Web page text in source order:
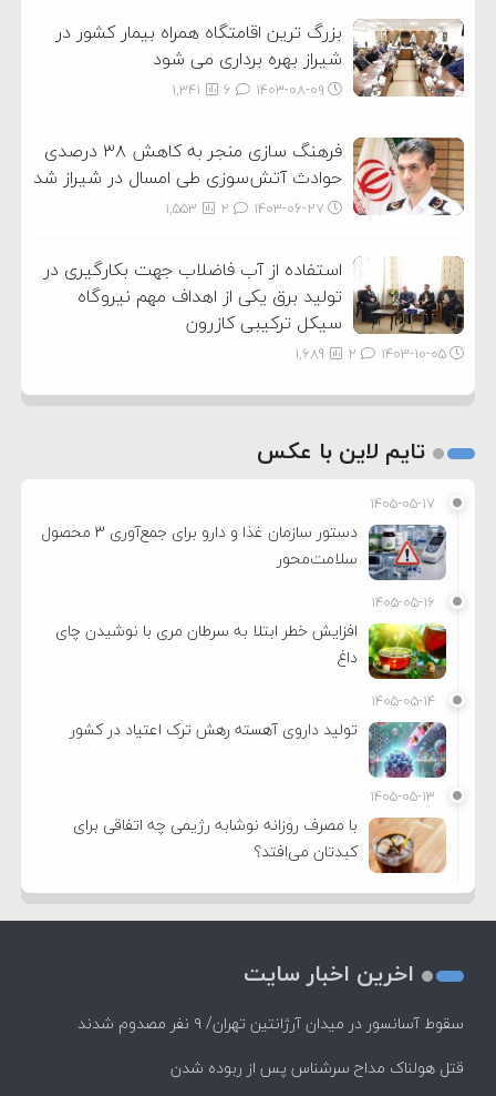
بزرگ ترین اقامتگاه همراه بیمار کشور در
شیراز بهره برداری می شود
۱۴۰۳-۰۸-۰۹ 1,341
فرهنگ سازی منجر به کاهش ۳۸ درصدی
حوادث آتش‌سوزی طی امسال در شیراز شد
۱۴۰۳-۰۶-۲۷ 1,553
استفاده از آب فاضلاب جهت بکارگیری در
تولید برق یکی از اهداف مهم نیروگاه
سیکل ترکیبی کازرون
۱۴۰۳-۱۰-۰۵ 1,689
تایم لاین با عکس
۱۴۰۵-۰۵-۱۷
دستور سازمان غذا و دارو برای جمع‌آوری ۳ محصول
سلامت‌محور
۱۴۰۵-۰۵-۱۶
افزایش خطر ابتلا به سرطان مری با نوشیدن چای
داغ
۱۴۰۵-۰۵-۱۴
تولید داروی آهسته رهش ترک اعتیاد در کشور
۱۴۰۵-۰۵-۱۳
با مصرف روزانه نوشابه رژیمی چه اتفاقی برای
کبدتان می‌افتد؟
اخرین اخبار سایت
سقوط آسانسور در میدان آرژانتین تهران/ ۹ نفر مصدوم شدند
قتل هولناک مداح سرشناس پس از ربوده شدن